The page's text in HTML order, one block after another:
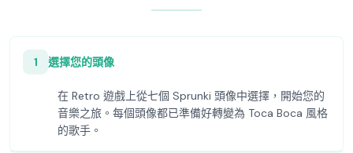
1 選擇您的頭像
在 Retro 遊戲上從七個 Sprunki 頭像中選擇，開始您的
音樂之旅。每個頭像都已準備好轉變為 Toca Boca 風格
的歌手。